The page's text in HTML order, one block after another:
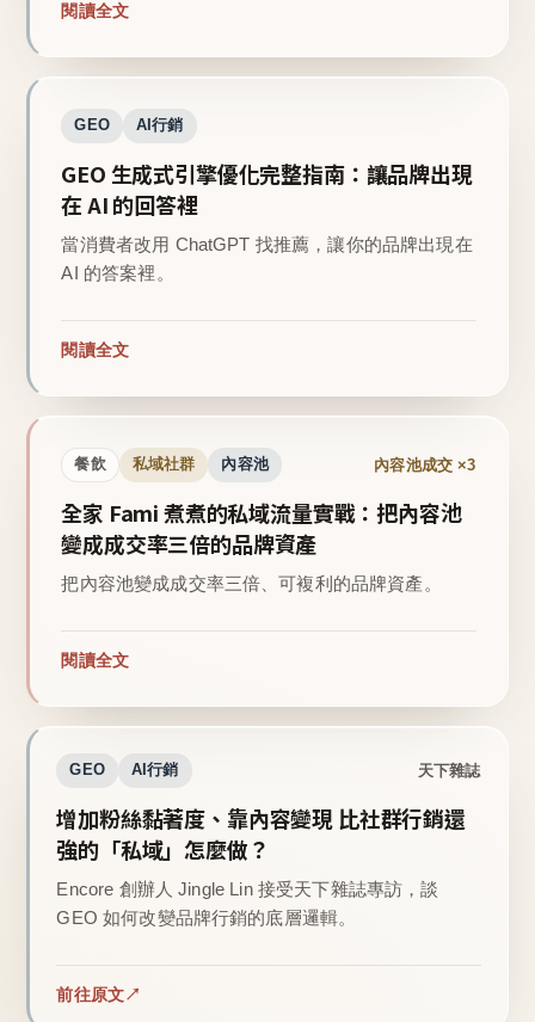
閱讀全文
GEO AI行銷
GEO 生成式引擎優化完整指南：讓品牌出現
在 AI 的回答裡
當消費者改用 ChatGPT 找推薦，讓你的品牌出現在
AI 的答案裡。
閱讀全文
餐飲 私域社群 內容池 內容池成交 ×3
全家 Fami 煮煮的私域流量實戰：把內容池
變成成交率三倍的品牌資產
把內容池變成成交率三倍、可複利的品牌資產。
閱讀全文
GEO AI行銷 天下雜誌
增加粉絲黏著度、靠內容變現 比社群行銷還
強的「私域」怎麼做？
Encore 創辦人 Jingle Lin 接受天下雜誌專訪，談
GEO 如何改變品牌行銷的底層邏輯。
前往原文